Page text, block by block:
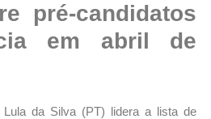
pré-candidatos
em abril de
da Silva (PT) lidera a lista de